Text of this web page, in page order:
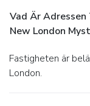
Vad Är
New London
Fastigheten är belägen på 380 Bayonet Street i New
London.